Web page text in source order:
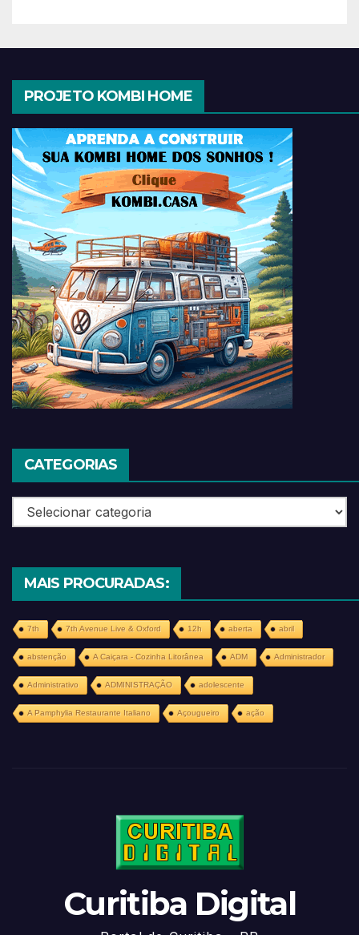
PROJETO KOMBI HOME
CATEGORIAS
Categorias
MAIS PROCURADAS:
7th 7th Avenue Live & Oxford 12h aberta abril
abstenção A Caiçara - Cozinha Litorânea ADM Administrador
Administrativo ADMINISTRAÇÃO adolescente
A Pamphylia Restaurante Italiano Açougueiro ação
Curitiba Digital